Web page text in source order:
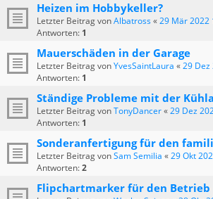
Heizen im Hobbykeller?
Letzter Beitrag vonAlbatross«29 Mär 2022
Antworten: 1
Mauerschäden in der Garage
Letzter Beitrag vonYvesSaintLaura «29 Dez
Antworten: 1
Ständige Probleme mit der
Letzter Beitrag vonTonyDancer«29 Dez
Antworten: 1
Sonderanfertigung für den
Letzter Beitrag vonSam Semilia «29 Okt
Antworten:2
Flipchartmarker für den Betrieb